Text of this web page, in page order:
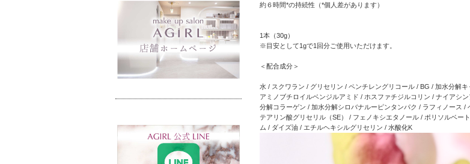
約６時間*の持続性（*個人差があります）
1本（30g）
※目安として1gで1回分ご使用いただけます。
＜配合成分＞
水 / スクワラン / グリセリン / ペンチレングリコール / BG / 加水分解
アミノブチロイルベンジルアミド / ホスファチジルコリン / ナイアシ
分解コラーゲン / 加水分解シロバナルーピンタンパク / ラフィノース
テアリン酸グリセリル（SE） / フェノキシエタノール / ポリソルベ
ム / ダイズ油 / エチルヘキシルグリセリン / 水酸化K